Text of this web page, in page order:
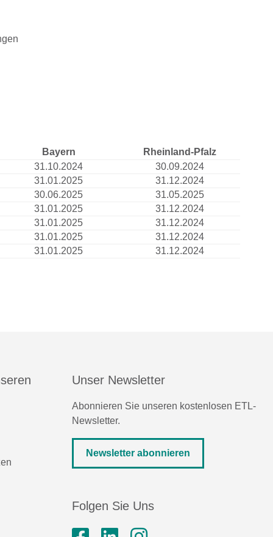
Bayern
Rheinland-Pfalz
31.10.2024
30.09.2024
31.01.2025
31.12.2024
30.06.2025
31.05.2025
31.01.2025
31.12.2024
31.01.2025
31.12.2024
31.01.2025
31.12.2024
31.01.2025 31.12.2024
Unser Newsletter
Abonnieren Sie unseren kostenlosen ETL-
Newsletter.
Newsletter abonnieren
Folgen Sie Uns